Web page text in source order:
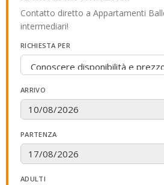
Contatto diretto a Appartamenti
intermediari!
RICHIESTA PER
ARRIVO
PARTENZA
ADULTI